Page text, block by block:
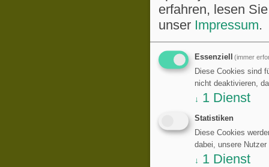
erfahren, lesen
unser Impressum.
Essenziell (immer
Diese Cookies sind
nicht deaktivieren,
↓ 1 Dienst
Statistiken
Diese Cookies
dabei, unsere
↓ 1 Dienst